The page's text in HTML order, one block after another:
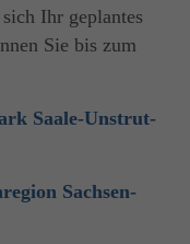
Aenean
et magnis
mus.
Ihr geplantes
Sie bis zum
Saale-Unstrut-
Sachsen-